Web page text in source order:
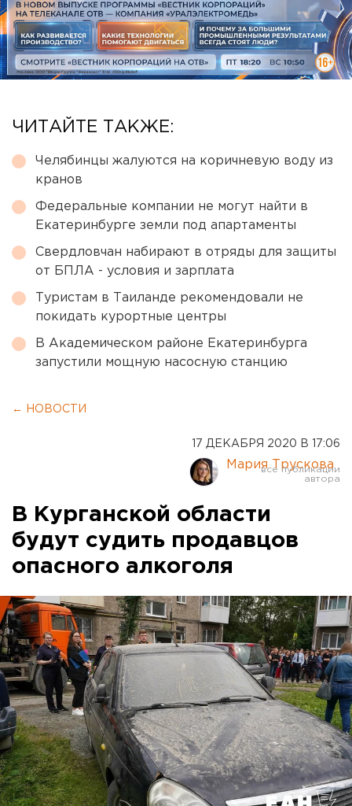
ЧИТАЙТЕ ТАКЖЕ:
Челябинцы жалуются на коричневую воду из
кранов
Федеральные компании не могут найти в
Екатеринбурге земли под апартаменты
Свердловчан набирают в отряды для защиты
от БПЛА - условия и зарплата
Туристам в Таиланде рекомендовали не
покидать курортные центры
В Академическом районе Екатеринбурга
запустили мощную насосную станцию
← НОВОСТИ
17 ДЕКАБРЯ 2020 В 17:06
Мария Трускова
В Курганской области
будут судить продавцов
опасного алкоголя